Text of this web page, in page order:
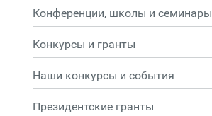
Конференции, школы и семинары
Конкурсы и гранты
Наши конкурсы и события
Президентские гранты